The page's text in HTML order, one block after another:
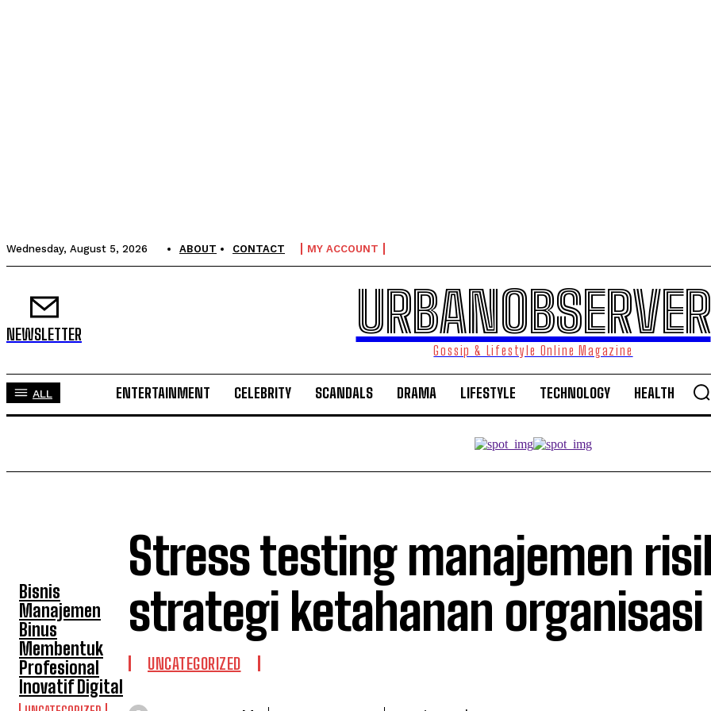
Wednesday, August 5, 2026 ABOUT CONTACT MY ACCOUNT
NEWSLETTER URBANOBSERVER
Gossip & Lifestyle Online Magazine
ALL ENTERTAINMENT CELEBRITY SCANDALS DRAMA LIFESTYLE TECHNOLOGY HEALTH
Bisnis
Manajemen
Binus
Membentuk
Profesional
Inovatif Digital
Stress testing manajemen
strategi ketahanan organisasi
UNCATEGORIZED